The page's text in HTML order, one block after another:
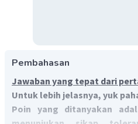
Pembahasan
Jawaban yang tepat dari
Untuk lebih jelasnya, yuk
Poin yang ditanyakan